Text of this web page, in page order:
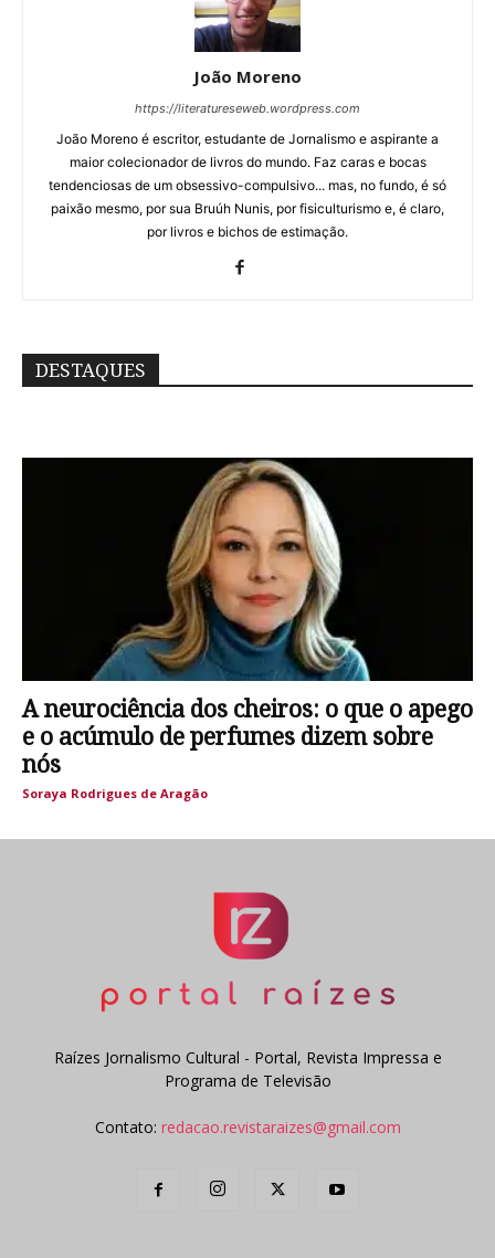
João Moreno
https://literatureseweb.wordpress.com
João Moreno é escritor, estudante de Jornalismo e aspirante a
maior colecionador de livros do mundo. Faz caras e bocas
tendenciosas de um obsessivo-compulsivo... mas, no fundo, é só
paixão mesmo, por sua Bruúh Nunis, por fisiculturismo e, é claro,
por livros e bichos de estimação.
DESTAQUES
A neurociência dos cheiros: o que o apego
e o acúmulo de perfumes dizem sobre
nós
Soraya Rodrigues de Aragão
Raízes Jornalismo Cultural - Portal, Revista Impressa e
Programa de Televisão
Contato: redacao.revistaraizes@gmail.com